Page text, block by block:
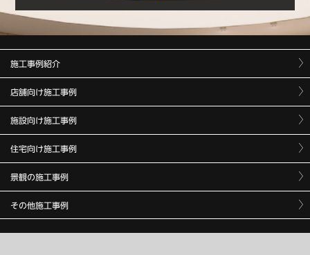
施工事例紹介
店舗向け施工事例
施設向け施工事例
住宅向け施工事例
景観の施工事例
その他施工事例